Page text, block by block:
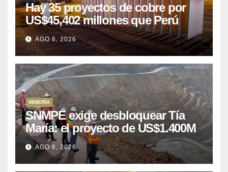
Hay 35 proyectos de cobre por
US$45,402 millones que Perú
puede aprovechar
AGO 6, 2026
MINERÍA
SNMPE exige desbloquear Tía
María: el proyecto de US$1.400M
que Perú lleva 15 años
posponiendo
AGO 6, 2026